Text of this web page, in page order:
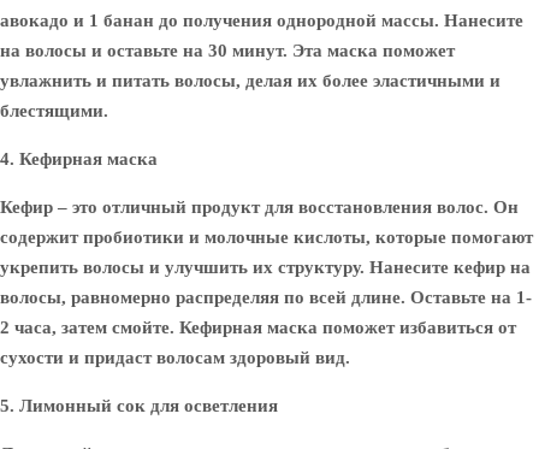
авокадо и 1 банан до получения однородной массы. Нанесите
на волосы и оставьте на 30 минут. Эта маска поможет
увлажнить и питать волосы, делая их более эластичными и
блестящими.
4. Кефирная маска
Кефир – это отличный продукт для восстановления волос. Он
содержит пробиотики и молочные кислоты, которые помогают
укрепить волосы и улучшить их структуру. Нанесите кефир на
волосы, равномерно распределяя по всей длине. Оставьте на 1-
2 часа, затем смойте. Кефирная маска поможет избавиться от
сухости и придаст волосам здоровый вид.
5. Лимонный сок для осветления